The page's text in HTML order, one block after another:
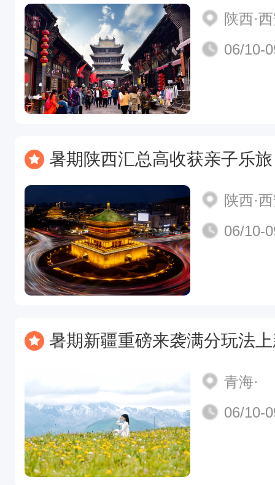
陕西·
06/10-
暑期陕西汇总高收获亲子乐旅 ‍带娃探华夏边玩边成长！！
陕西·
06/10-
暑期新疆重磅来袭满分玩法上新！绝色新疆将迎来最美的季节，错过又要等
青海·
06/10-